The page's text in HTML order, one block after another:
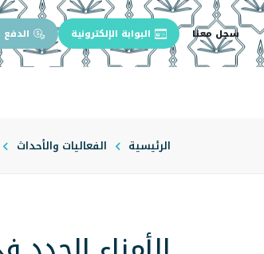
سجل معنا البوابة الإلكترونية الدفع
الرئيسية الفعاليات والأحداث